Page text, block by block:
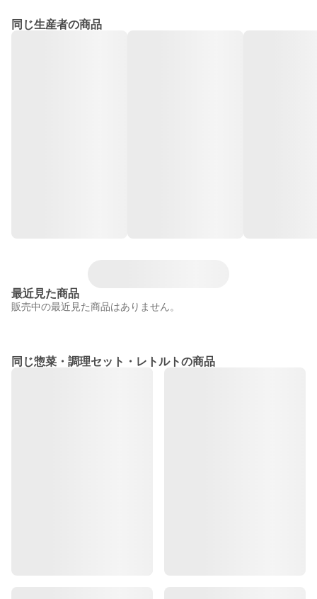
同じ生産者の商品
最近見た商品
販売中の最近見た商品はありません。
同じ惣菜・調理セット・レトルトの商品